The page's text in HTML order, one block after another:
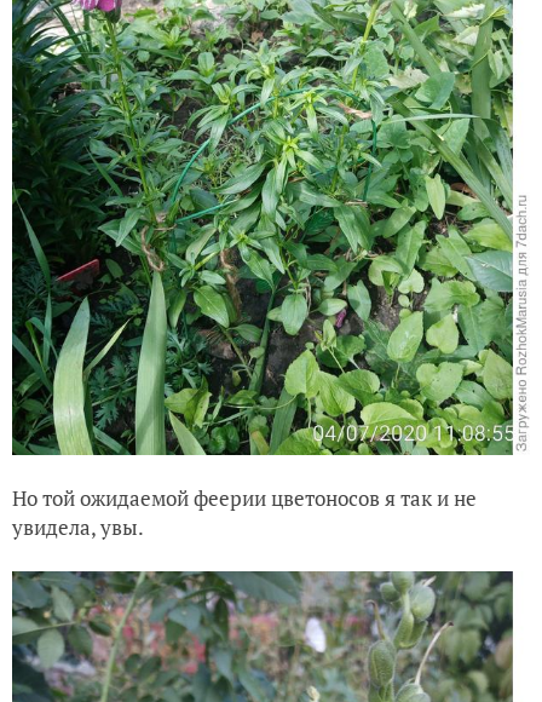
Но той ожидаемой феерии цветоносов я так и не
увидела, увы.